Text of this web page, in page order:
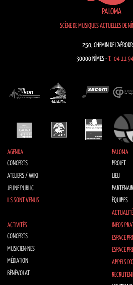
PALOMA
SCÈNE DE MUSIQUES ACTUELLES DE
250, CHEMIN DE
30000 NÎMES - T. 04 11
AGENDA
CONCERTS
ATELIERS / WIKI
JEUNE PUBLIC
ILS SONT VENUS
PALOMA
PROJET
LIEU
ÉQUIPES
ACTIVITÉS
CONCERTS
MUSICIEN·NES
MÉDIATION
BÉNÉVOLAT
INFOS
ESPACE
ESPACE
APPELS